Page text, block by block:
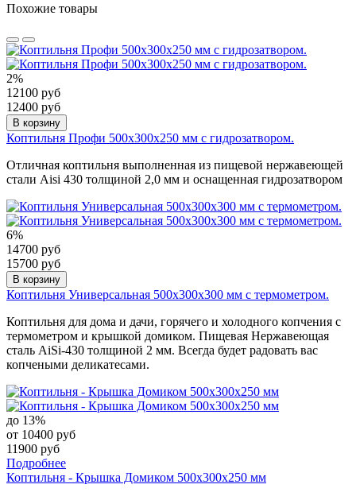
Похожие товары
2%
12100 руб
12400 руб
В корзину
Коптильня Профи 500х300х250 мм с гидрозатвором.
Отличная коптильня выполненная из пищевой нержавеющей
стали Aisi 430 толщиной 2,0 мм и оснащенная гидрозатвором
6%
14700 руб
15700 руб
В корзину
Коптильня Универсальная 500х300х300 мм с термометром.
Коптильня для дома и дачи, горячего и холодного копчения с
термометром и крышкой домиком. Пищевая Нержавеющая
сталь AiSi-430 толщиной 2 мм. Всегда будет радовать вас
копчеными деликатесами.
до 13%
от 10400 руб
11900 руб
Подробнее
Коптильня - Крышка Домиком 500х300х250 мм